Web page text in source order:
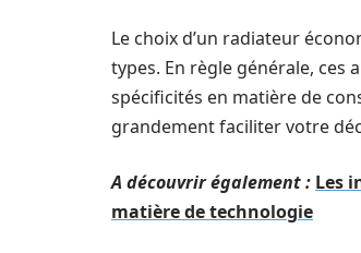
Le choix d’un radiateur
types. En règle générale, ces
spécificités en matière de
grandement faciliter votre
A découvrir également : Les
matière de technologie